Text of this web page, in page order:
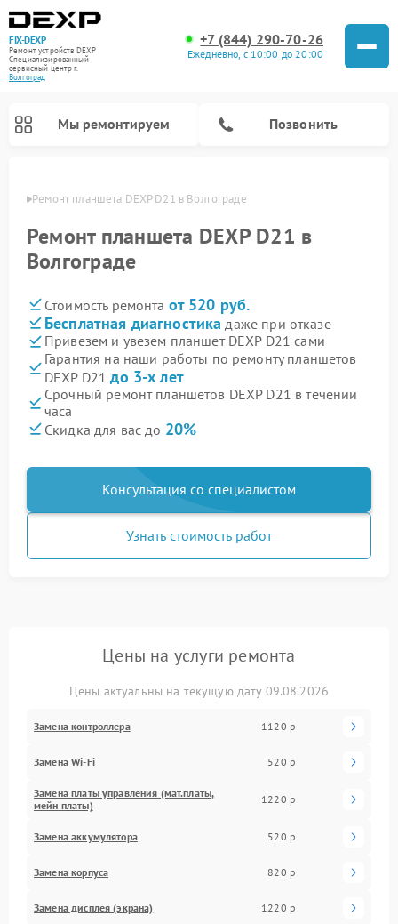
FIX-DEXP
Ремонт устройств DEXP
Специализированный
cервисный центр г.
Волгоград
+7 (844) 290-70-26
Ежедневно, с 10:00 до 20:00
Мы ремонтируем Позвонить
Ремонт планшета DEXP D21 в Волгограде
Ремонт планшета DEXP D21 в
Волгограде
Стоимость ремонта от 520 руб.
Бесплатная диагностика даже при отказе
Привезем и увезем планшет DEXP D21 сами
Гарантия на наши работы по ремонту планшетов
DEXP D21до 3-х лет
Срочный ремонт планшетов DEXP D21 в течении
часа
Скидка для вас до 20%
Консультация со специалистом
Узнать стоимость работ
Цены на услуги ремонта
Цены актуальны на текущую дату 09.08.2026
Замена контроллера 1120 р
Замена Wi-Fi 520 р
Замена платы управления (мат.платы,
мейн платы)
1220 р
Замена аккумулятора 520 р
Замена корпуса 820 р
Замена дисплея (экрана) 1220 р